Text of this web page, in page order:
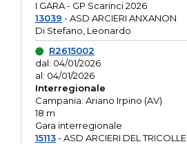
I GARA - GP Scarinci 2026
13039 - ASD ARCIERI ANXANON
Di Stefano, Leonardo
R2615002
dal: 04/01/2026
al: 04/01/2026
Interregionale
Campania: Ariano Irpino (AV)
18 m
Gara interregionale
15113- ASD ARCIERI DEL TRICOLLE